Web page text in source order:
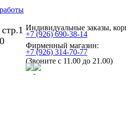
Индивидуальные заказы,
+7 (926) 690-38-14
Фирменный магазин:
+7 (926) 314-70-77
(Звоните с 11.00 до 21.00)